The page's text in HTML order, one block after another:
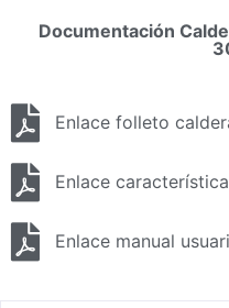
Documentación
Enlace folleto
Enlace
Enlace manual